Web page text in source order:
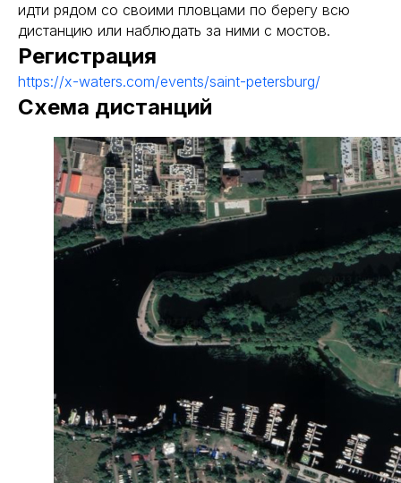
идти рядом со своими пловцами по берегу всю
дистанцию или наблюдать за ними с мостов.
Регистрация
https://x-waters.com/events/saint-petersburg/
Схема дистанций